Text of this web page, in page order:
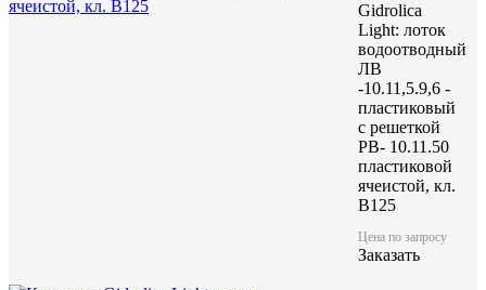
Цена по запросу
Цену уточняйте у менеджера
Заказать
Gidrolica
Light: лоток
водоотводный
ЛВ
-10.11,5.9,6 -
пластиковый
с решеткой
РВ- 10.11.50
пластиковой
ячеистой, кл.
B125
Цена по запросу
Заказать